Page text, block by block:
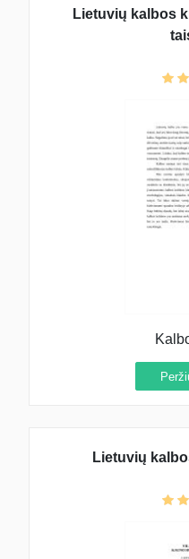
Lietuvių kalbos
Lietuvių